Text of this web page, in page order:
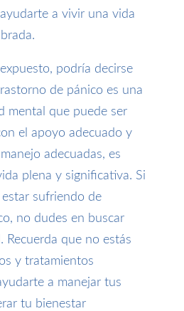
a vivir una vida
podría decirse
de pánico es una
mental que puede ser
el apoyo adecuado y
adecuadas, es
plena y significativa. Si
sufriendo de
no dudes en buscar
Recuerda que no estás
y tratamientos
a manejar tus
tu bienestar